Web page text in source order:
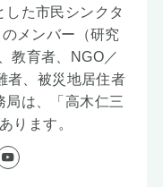
した市民シンクタ
メンバー（研究
教育者、NGO／
者、被災地居住者
局は、「高木仁三
ります。